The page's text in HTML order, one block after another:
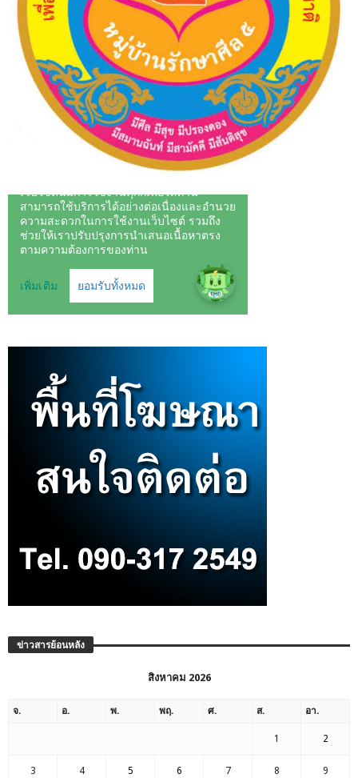
ข่าวสารย้อนหลัง
สิงหาคม 2026
จ. อ. พ. พฤ. ศ. ส. อา.
1 2
3 4 5 6 7 8 9